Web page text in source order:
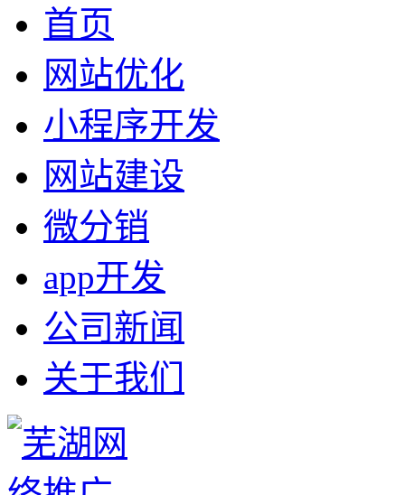
首页
网站优化
小程序开发
网站建设
微分销
app开发
公司新闻
关于我们